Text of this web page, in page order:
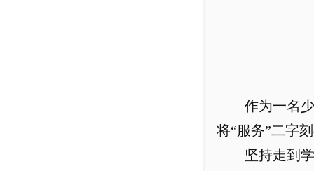
作为一名
将“服务”二字
坚持走到